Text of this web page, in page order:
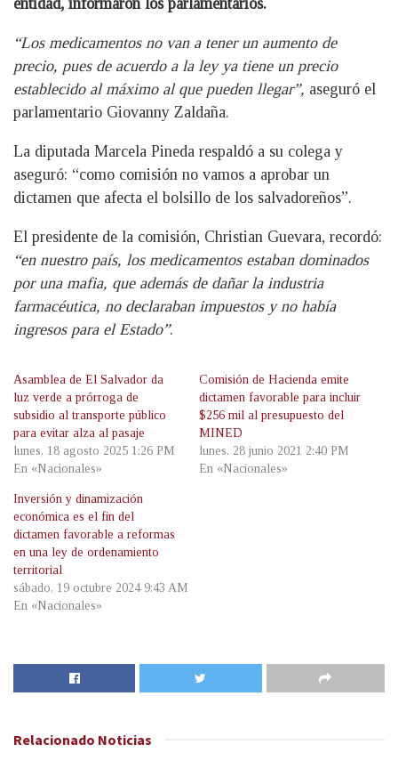
entidad, informaron los parlamentarios.
“Los medicamentos no van a tener un aumento de
precio, pues de acuerdo a la ley ya tiene un precio
establecido al máximo al que pueden llegar”, aseguró el
parlamentario Giovanny Zaldaña.
La diputada Marcela Pineda respaldó a su colega y
aseguró: “como comisión no vamos a aprobar un
dictamen que afecta el bolsillo de los salvadoreños”.
El presidente de la comisión, Christian Guevara, recordó:
“en nuestro país, los medicamentos estaban dominados
por una mafia, que además de dañar la industria
farmacéutica, no declaraban impuestos y no había
ingresos para el Estado”.
Asamblea de El Salvador da
luz verde a prórroga de
subsidio al transporte público
para evitar alza al pasaje
lunes, 18 agosto 2025 1:26 PM
En «Nacionales»
Comisión de Hacienda emite
dictamen favorable para incluir
$256 mil al presupuesto del
MINED
lunes, 28 junio 2021 2:40 PM
En «Nacionales»
Inversión y dinamización
económica es el fin del
dictamen favorable a reformas
en una ley de ordenamiento
territorial
sábado, 19 octubre 2024 9:43 AM
En «Nacionales»
Relacionado Noticias